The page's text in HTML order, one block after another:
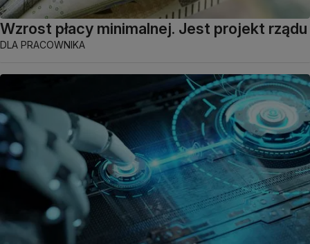
Wzrost płacy minimalnej. Jest projekt rządu
DLA PRACOWNIKA